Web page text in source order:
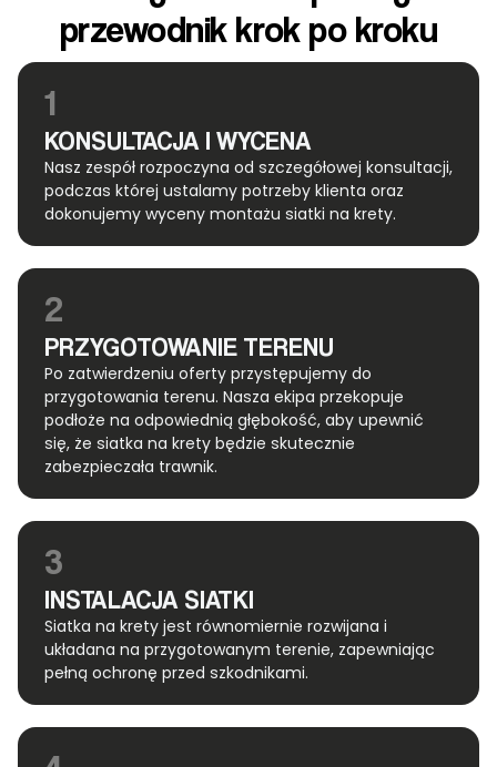
przewodnik krok po kroku
1
KONSULTACJA I WYCENA
Nasz zespół rozpoczyna od szczegółowej konsultacji,
podczas której ustalamy potrzeby klienta oraz
dokonujemy wyceny montażu siatki na krety.
2
PRZYGOTOWANIE TERENU
Po zatwierdzeniu oferty przystępujemy do
przygotowania terenu. Nasza ekipa przekopuje
podłoże na odpowiednią głębokość, aby upewnić
się, że siatka na krety będzie skutecznie
zabezpieczała trawnik.
3
INSTALACJA SIATKI
Siatka na krety jest równomiernie rozwijana i
układana na przygotowanym terenie, zapewniając
pełną ochronę przed szkodnikami.